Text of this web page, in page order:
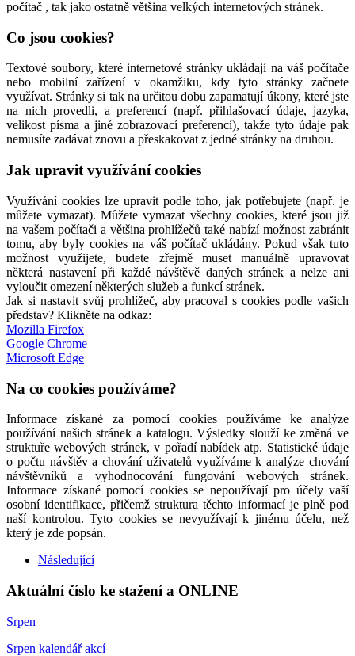
počítač , tak jako ostatně většina velkých internetových stránek.
Co jsou cookies?
Textové soubory, které internetové stránky ukládají na váš počítače
nebo mobilní zařízení v okamžiku, kdy tyto stránky začnete
využívat. Stránky si tak na určitou dobu zapamatují úkony, které jste
na nich provedli, a preferencí (např. přihlašovací údaje, jazyka,
velikost písma a jiné zobrazovací preferencí), takže tyto údaje pak
nemusíte zadávat znovu a přeskakovat z jedné stránky na druhou.
Jak upravit využívání cookies
Využívání cookies lze upravit podle toho, jak potřebujete (např. je
můžete vymazat). Můžete vymazat všechny cookies, které jsou již
na vašem počítači a většina prohlížečů také nabízí možnost zabránit
tomu, aby byly cookies na váš počítač ukládány. Pokud však tuto
možnost využijete, budete zřejmě muset manuálně upravovat
některá nastavení při každé návštěvě daných stránek a nelze ani
vyloučit omezení některých služeb a funkcí stránek.
Jak si nastavit svůj prohlížeč, aby pracoval s cookies podle vašich
představ? Klikněte na odkaz:
Mozilla Firefox
Google Chrome
Microsoft Edge
Na co cookies používáme?
Informace získané za pomocí cookies používáme ke analýze
používání našich stránek a katalogu. Výsledky slouží ke změná ve
struktuře webových stránek, v pořadí nabídek atp. Statistické údaje
o počtu návštěv a chování uživatelů využíváme k analýze chování
návštěvníků a vyhodnocování fungování webových stránek.
Informace získané pomocí cookies se nepoužívají pro účely vaší
osobní identifikace, přičemž struktura těchto informací je plně pod
naší kontrolou. Tyto cookies se nevyužívají k jinému účelu, než
který je zde popsán.
Následující
Aktuální číslo ke stažení a ONLINE
Srpen
Srpen kalendář akcí